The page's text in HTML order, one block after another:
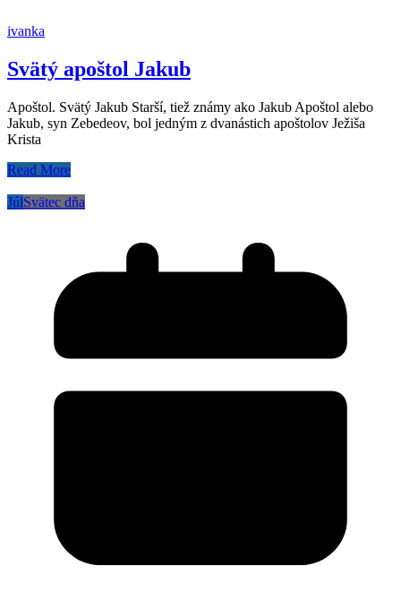
ivanka
Svätý apoštol Jakub
Apoštol. Svätý Jakub Starší, tiež známy ako Jakub Apoštol alebo
Jakub, syn Zebedeov, bol jedným z dvanástich apoštolov Ježiša
Krista
Read More
JúlSvätec dňa